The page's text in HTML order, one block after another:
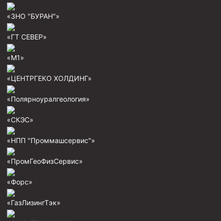
Труболовки
Шламометаллоуловитель ШМУ
заводным зубом
Фрезеры стартово-оконные
Печати свинцовые
Калибраторы расширители
«ЗНО "БУРАН"»
«ГТ СЕВЕР»
«М1»
«ЦЕНТРГЕКО ХОЛДИНГ»
«Полярноуралгеология»
«СКЭС»
«НПП "Проммашсервис"»
«ПромГеоФизСервис»
«Форс»
«ГазЛизингТэк»